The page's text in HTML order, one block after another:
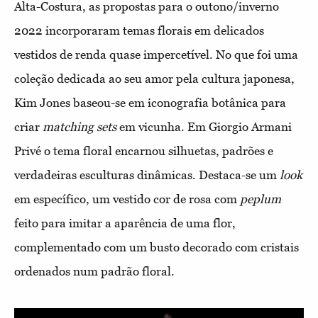
Alta-Costura, as propostas para o outono/inverno
2022 incorporaram temas florais em delicados
vestidos de renda quase impercetível. No que foi uma
coleção dedicada ao seu amor pela cultura japonesa,
Kim Jones baseou-se em iconografia botânica para
criar matching setsem vicunha. Em Giorgio Armani
Privé o tema floral encarnou silhuetas, padrões e
verdadeiras esculturas dinâmicas. Destaca-se um look
em específico, um vestido cor de rosa com peplum
feito para imitar a aparência de uma flor,
complementado com um busto decorado com cristais
ordenados num padrão floral.